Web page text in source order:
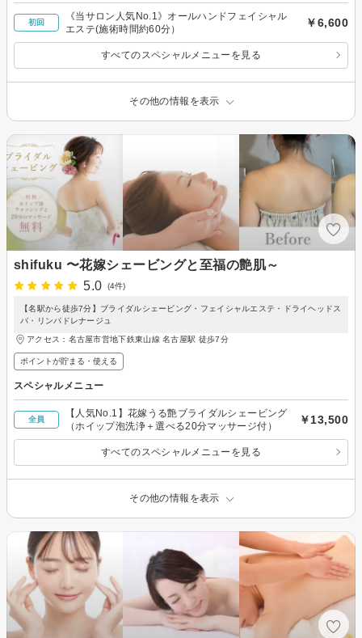
初回
《当サロン人気No.1》オールハンドフェイシャル
エステ(施術時間約60分）
￥6,600
すべてのスペシャルメニューを見る
その他の情報を表示
shifuku 〜花嫁シェービングと至福の艶肌～
5.0
(4件)
【名駅から徒歩7分】ブライダルシェービング・フェイシャルエステ・ドライヘッドス
パ・リンパドレナージュ
アクセス：名古屋市営地下鉄東山線 名古屋駅 徒歩7分
ポイントが貯まる・使える
スペシャルメニュー
全員
【人気No.1】花嫁うる艶ブライダルシェービング
（ホイップ泡洗浄＋選べる20分マッサージ付）
￥13,500
すべてのスペシャルメニューを見る
その他の情報を表示